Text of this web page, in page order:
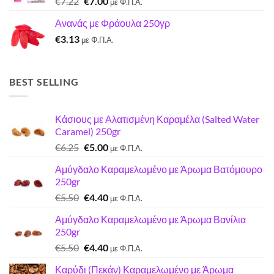
was:
€7.22.
τιμή
είναι:
Ανανάς με Φράουλα 250γρ
€3.13 με Φ.Π.Α.
BEST SELLING
Κάσιους με Αλατισμένη Καραμέλα (Salted Water
Caramel) 250gr
€6.25 Original
was:
€5.00Η
τιμή
€5.00.
με Φ.Π.Α.
Αμύγδαλο Καραμελωμένο με Άρωμα Βατόμουρο
250gr
€5.50 Original
was:
€4.40Η
τιμή
€4.40.
με Φ.Π.Α.
Αμύγδαλο Καραμελωμένο με Άρωμα Βανίλια
250gr
€5.50 Original
€4.40Ημε Φ.Π.Α.
Καρύδι (Πεκάν) Καραμελωμένο με Άρωμα